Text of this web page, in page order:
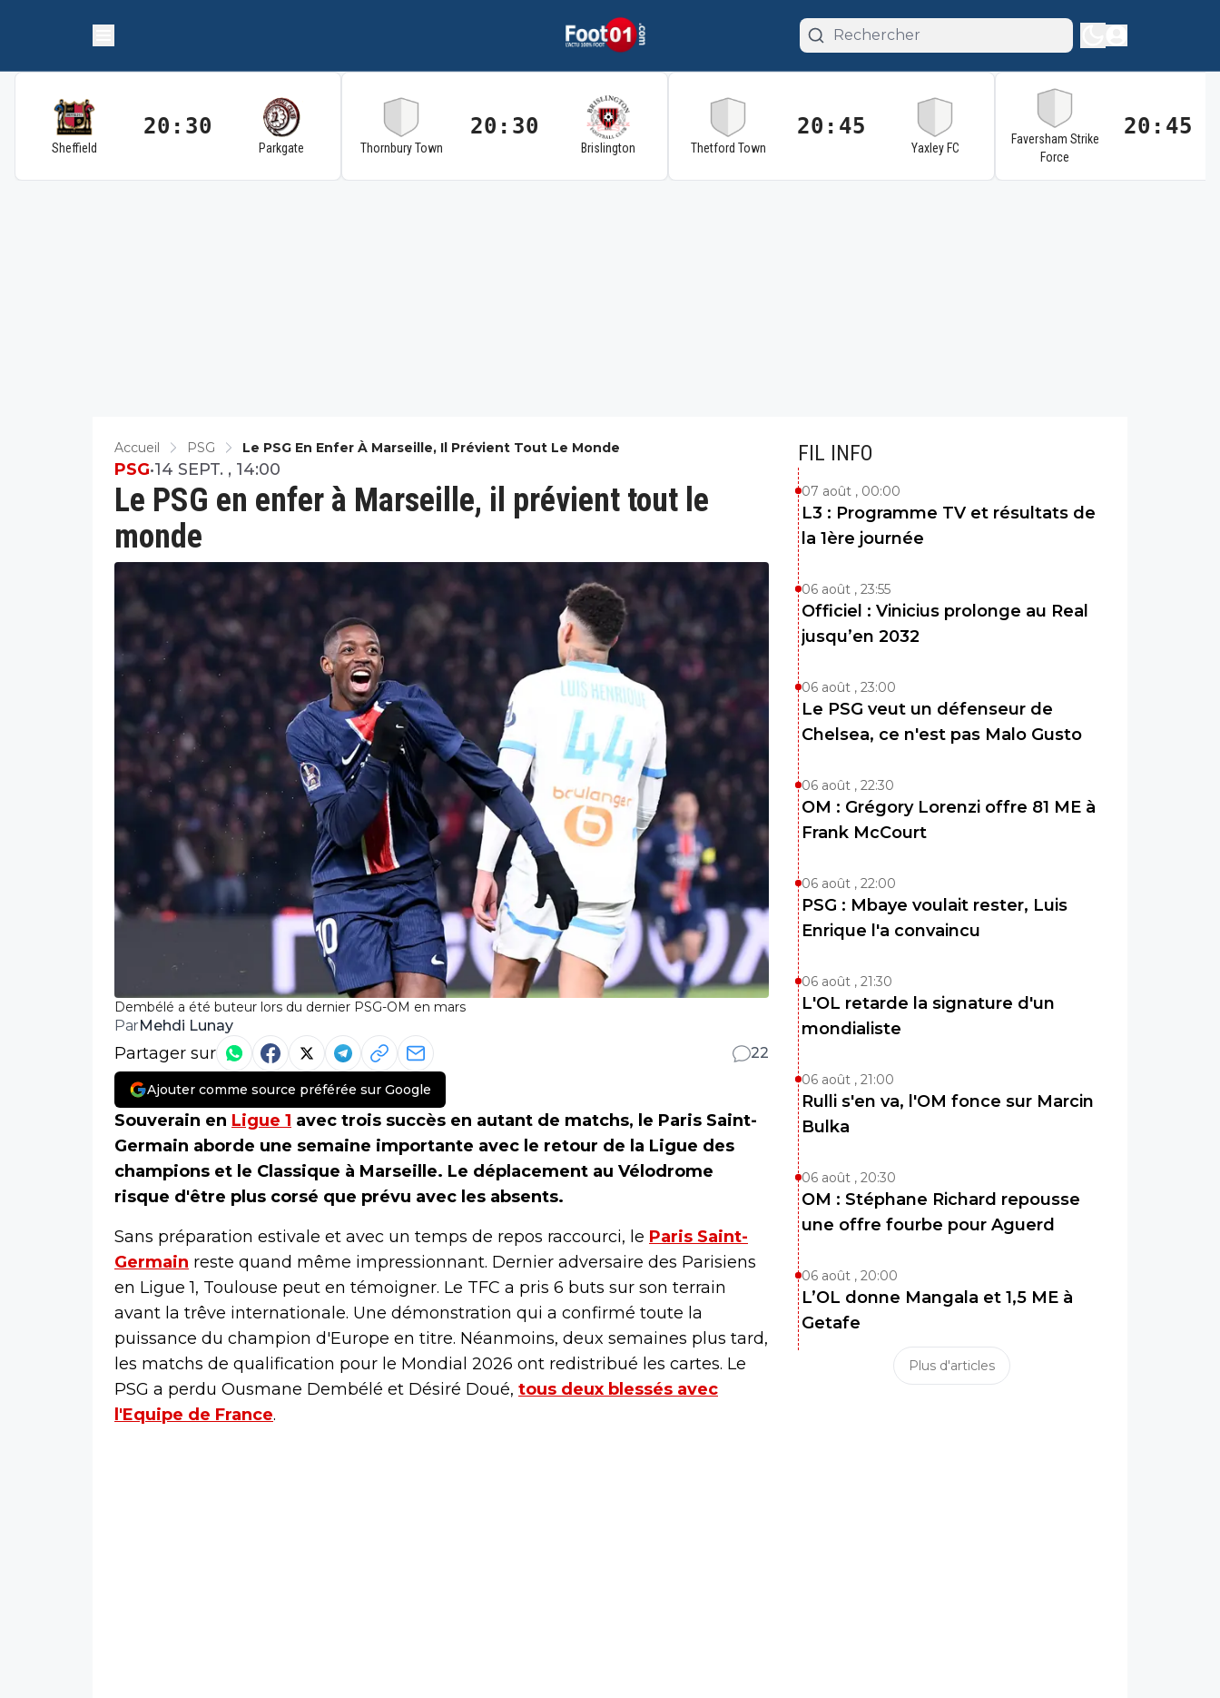
Sheffield
20:30
Parkgate Thornbury Town
20:30
Brislington Thetford Town
20:45
Yaxley FC
Faversham Strike
Force
20:45
Accueil PSG Le PSG En Enfer À Marseille, Il Prévient Tout Le Monde
Dembélé a été buteur lors du dernier PSG-OM en mars
Le PSG en enfer à Marseille, il prévient tout le
monde
PSG•14 SEPT. , 14:00
ParMehdi Lunay
Partager sur 22
Ajouter comme source préférée sur Google
Souverain en Ligue 1 avec trois succès en autant de matchs, le Paris Saint-
Germain aborde une semaine importante avec le retour de la Ligue des
champions et le Classique à Marseille. Le déplacement au Vélodrome
risque d'être plus corsé que prévu avec les absents.
Sans préparation estivale et avec un temps de repos raccourci, le Paris Saint-
Germain reste quand même impressionnant. Dernier adversaire des Parisiens
en Ligue 1, Toulouse peut en témoigner. Le TFC a pris 6 buts sur son terrain
avant la trêve internationale. Une démonstration qui a confirmé toute la
puissance du champion d'Europe en titre. Néanmoins, deux semaines plus tard,
les matchs de qualification pour le Mondial 2026 ont redistribué les cartes. Le
PSG a perdu Ousmane Dembélé et Désiré Doué, tous deux blessés avec
l'Equipe de France.
FIL INFO
07 août , 00:00
L3 : Programme TV et résultats de
la 1ère journée
06 août , 23:55
Officiel : Vinicius prolonge au Real
jusqu’en 2032
06 août , 23:00
Le PSG veut un défenseur de
Chelsea, ce n'est pas Malo Gusto
06 août , 22:30
OM : Grégory Lorenzi offre 81 ME à
Frank McCourt
06 août , 22:00
PSG : Mbaye voulait rester, Luis
Enrique l'a convaincu
06 août , 21:30
L'OL retarde la signature d'un
mondialiste
06 août , 21:00
Rulli s'en va, l'OM fonce sur Marcin
Bulka
06 août , 20:30
OM : Stéphane Richard repousse
une offre fourbe pour Aguerd
06 août , 20:00
L’OL donne Mangala et 1,5 ME à
Getafe
Plus d'articles